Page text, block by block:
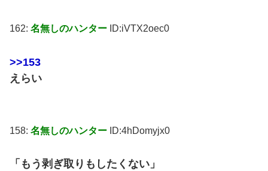
162: 名無しのハンター ID:iVTX2oec0
>>153
えらい
158: 名無しのハンター ID:4hDomyjx0
「もう剥ぎ取りもしたくない」